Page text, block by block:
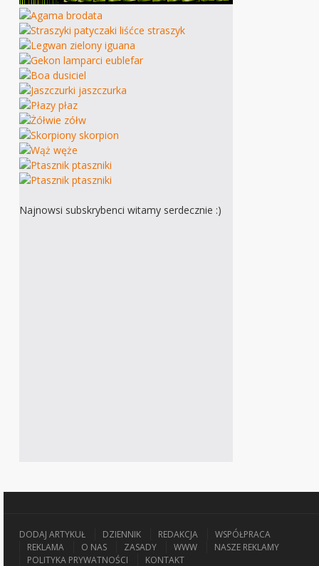
Najnowsi subskrybenci witamy serdecznie :)
DODAJ ARTYKUŁ DZIENNIK REDAKCJA
WSPÓŁPRACA
REKLAMA
O NAS ZASADY WWW
NASZE REKLAMY
POLITYKA PRYWATNOŚCI
KONTAKT